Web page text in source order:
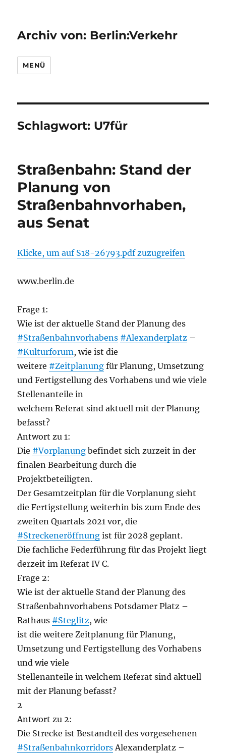
Archiv von: Berlin:Verkehr
MENÜ
Schlagwort: U7für
Straßenbahn: Stand der
Planung von
Straßenbahnvorhaben,
aus Senat
Klicke, um auf S18-26793.pdf zuzugreifen
www.berlin.de
Frage 1:
Wie ist der aktuelle Stand der Planung des
#Straßenbahnvorhabens #Alexanderplatz –
#Kulturforum, wie ist die
weitere #Zeitplanung für Planung, Umsetzung
und Fertigstellung des Vorhabens und wie viele
Stellenanteile in
welchem Referat sind aktuell mit der Planung
befasst?
Antwort zu 1:
Die #Vorplanung befindet sich zurzeit in der
finalen Bearbeitung durch die
Projektbeteiligten.
Der Gesamtzeitplan für die Vorplanung sieht
die Fertigstellung weiterhin bis zum Ende des
zweiten Quartals 2021 vor, die
#Streckeneröffnung ist für 2028 geplant.
Die fachliche Federführung für das Projekt liegt
derzeit im Referat IV C.
Frage 2:
Wie ist der aktuelle Stand der Planung des
Straßenbahnvorhabens Potsdamer Platz –
Rathaus #Steglitz, wie
ist die weitere Zeitplanung für Planung,
Umsetzung und Fertigstellung des Vorhabens
und wie viele
Stellenanteile in welchem Referat sind aktuell
mit der Planung befasst?
2
Antwort zu 2:
Die Strecke ist Bestandteil des vorgesehenen
#StraßenbahnkorridorsAlexanderplatz –